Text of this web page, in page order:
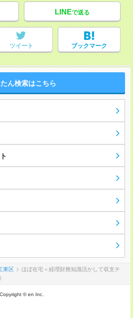
LINEで送る
ツイート ブックマーク
ん検索はこちら
東区
ほぼ在宅＜経理財務知識活かして収支チ
Copyright © en Inc.